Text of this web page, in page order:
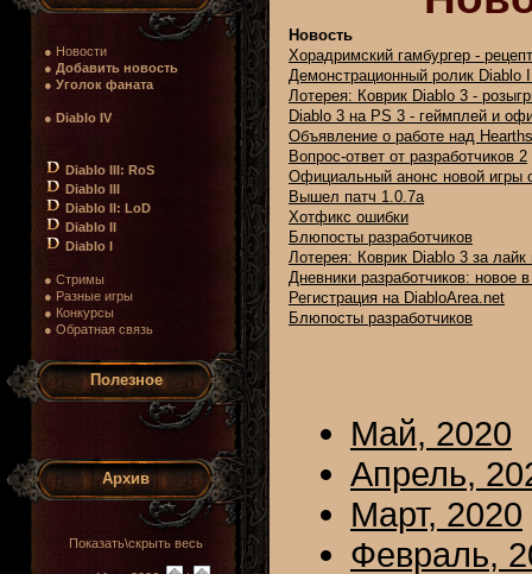
● Новости
● Добавить новость
● Уголок фаната
● Diablo IV
Diablo III: RoS
Diablo III
Diablo II: LoD
Diablo II
Diablo I
● Стримы
● Разные игры
● Конкурсы
● Обратная связь
Полезное
Архив
Показать\скрыть весь
Новость
Хорадримский гамбургер -
Демонстрационный ролик Diablo
Лотерея: Коврик Diablo 3 -
Diablo 3 на PS 3 - геймплей и
Объявление о работе над
Вопрос-ответ от разработчиков 2
Официальный анонс новой игры
Вышел патч 1.0.7а
Хотфикс ошибки
Блюпосты разработчиков
Лотерея: Коврик Diablo 3 за лайк
Дневники разработчиков: новое
Регистрация на DiabloArea.net
Блюпосты разработчиков
Май, 2020
Апрель,
Март, 2020
Февраль,